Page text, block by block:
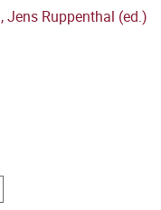
,Jens Ruppenthal (ed.)